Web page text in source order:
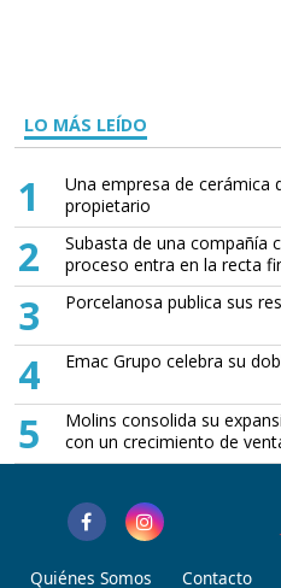
LO MÁS LEÍDO
1
Una empresa de cerámica
propietario
2
Subasta de una compañía
proceso entra en la recta
3 Porcelanosa publica sus
4 Emac Grupo celebra su
5
Molins consolida su
con un crecimiento de
Quiénes Somos Contacto